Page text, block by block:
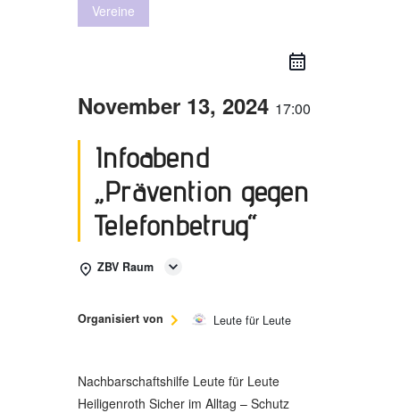
Vereine
November 13, 2024 17:00
Infoabend
„Prävention gegen
Telefonbetrug“
ZBV Raum
Organisiert von Leute für Leute
Nachbarschaftshilfe Leute für Leute
Heiligenroth Sicher im Alltag – Schutz